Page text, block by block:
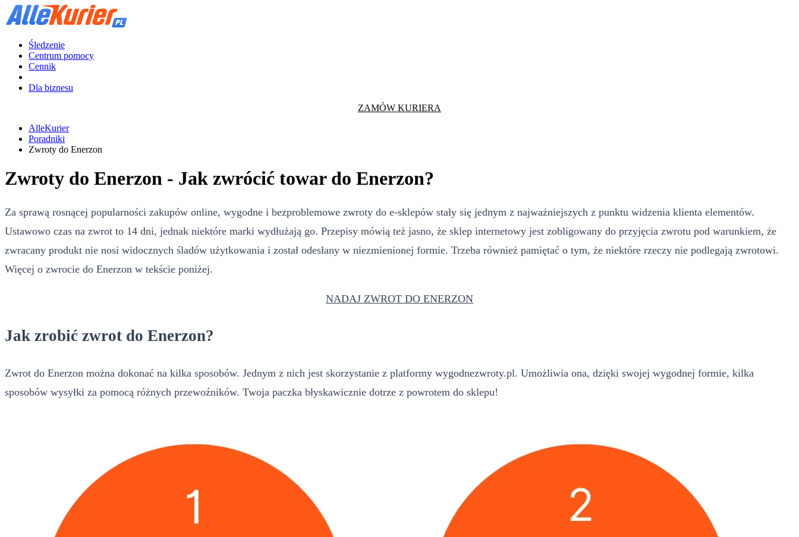
Śledzenie
Centrum pomocy
Cennik
Dla biznesu
ZAMÓW KURIERA
AlleKurier
Poradniki
Zwroty do Enerzon
Zwroty do Enerzon - Jak zwrócić towar do Enerzon?
Za sprawą rosnącej popularności zakupów online, wygodne i bezproblemowe zwroty do e-sklepów stały się jednym z najważniejszych z punktu widzenia klienta elementów.
Ustawowo czas na zwrot to 14 dni, jednak niektóre marki wydłużają go. Przepisy mówią też jasno, że sklep internetowy jest zobligowany do przyjęcia zwrotu pod warunkiem, że
zwracany produkt nie nosi widocznych śladów użytkowania i został odesłany w niezmienionej formie. Trzeba również pamiętać o tym, że niektóre rzeczy nie podlegają zwrotowi.
Więcej o zwrocie do Enerzon w tekście poniżej.
NADAJ ZWROT DO ENERZON
Jak zrobić zwrot do Enerzon?
Zwrot do Enerzon można dokonać na kilka sposobów. Jednym z nich jest skorzystanie z platformy wygodnezwroty.pl. Umożliwia ona, dzięki swojej wygodnej formie, kilka
sposobów wysyłki za pomocą różnych przewoźników. Twoja paczka błyskawicznie dotrze z powrotem do sklepu!